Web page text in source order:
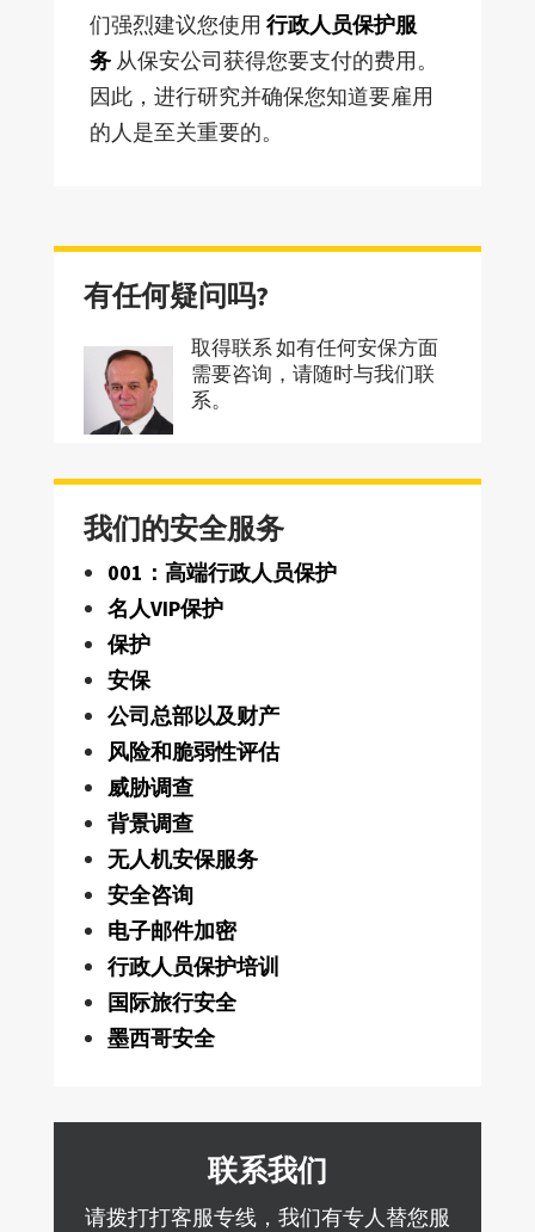
们强烈建议您使用 行政人员保护服
务从保安公司获得您要支付的费用。
因此，进行研究并确保您知道要雇用
的人是至关重要的。
有任何疑问吗?
取得联系 如有任何安保方面
需要咨询，请随时与我们联
系。
我们的安全服务
001：高端行政人员保护
名人VIP保护
保护
安保
公司总部以及财产
风险和脆弱性评估
威胁调查
背景调查
无人机安保服务
安全咨询
电子邮件加密
行政人员保护培训
国际旅行安全
墨西哥安全
联系我们
请拨打打客服专线，我们有专人替您服